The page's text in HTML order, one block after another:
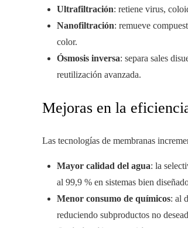
Ultrafiltración: retiene virus,
Nanofiltración: remueve
color.
Ósmosis inversa: separa sales
reutilización avanzada.
Mejoras en la
Las tecnologías de membranas
Mayor calidad del agua: la
al 99,9 % en sistemas bien
Menor consumo de químicos: al
reduciendo subproductos no